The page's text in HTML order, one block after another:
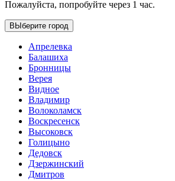
Пожалуйста, попробуйте через 1 час.
ВЫберите город
Апрелевка
Балашиха
Бронницы
Верея
Видное
Владимир
Волоколамск
Воскресенск
Высоковск
Голицыно
Дедовск
Дзержинский
Дмитров